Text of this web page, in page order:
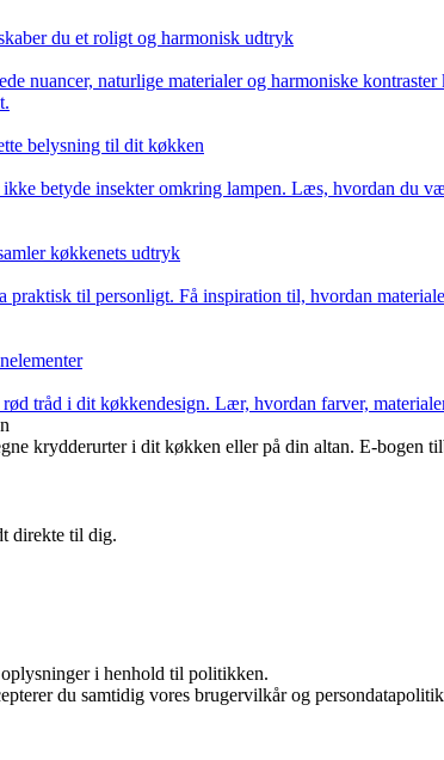
du et roligt og harmonisk udtryk
nuancer, naturlige materialer og harmoniske
belysning til dit køkken
betyde insekter omkring lampen. Læs, hvordan du
køkkenets udtryk
praktisk til personligt. Få inspiration til, hvordan
tråd i dit køkkendesign. Lær, hvordan farver,
krydderurter i dit køkken eller på din altan. E-bogen
direkte til dig.
i henhold til politikken.
du samtidig vores brugervilkår og